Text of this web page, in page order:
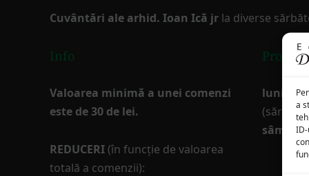
a
Cuvântări ale arhid. Ioan Ică jr la diverse
Info
Valoarea minimă a unei comenzi
este de 30 de lei.
REDUCERI (în funcţie de valoarea
totală a comenzii):
luni-